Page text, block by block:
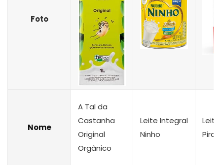
Foto
Nome
A Tal da
Castanha
Original
Orgânico
Leite Integral
Ninho